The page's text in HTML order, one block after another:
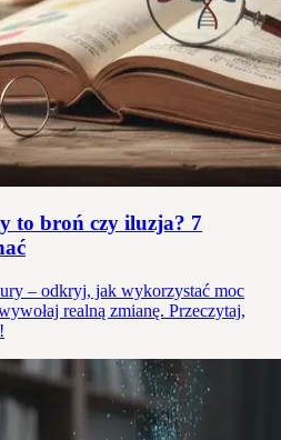
to broń czy iluzja? 7
– odkryj, jak wykorzystać moc
realną zmianę. Przeczytaj,